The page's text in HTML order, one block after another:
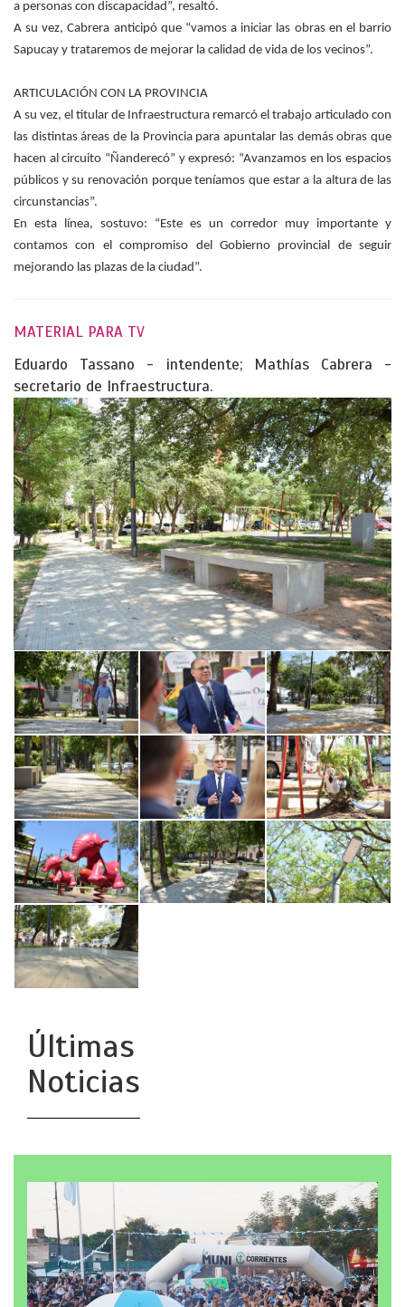
a personas con discapacidad”, resaltó.
A su vez, Cabrera anticipó que “vamos a iniciar las obras en el barrio
Sapucay y trataremos de mejorar la calidad de vida de los vecinos”.
ARTICULACIÓN CON LA PROVINCIA
A su vez, el titular de Infraestructura remarcó el trabajo articulado con
las distintas áreas de la Provincia para apuntalar las demás obras que
hacen al circuito “Ñanderecó” y expresó: “Avanzamos en los espacios
públicos y su renovación porque teníamos que estar a la altura de las
circunstancias”.
En esta línea, sostuvo: “Este es un corredor muy importante y
contamos con el compromiso del Gobierno provincial de seguir
mejorando las plazas de la ciudad”.
MATERIAL PARA TV
Eduardo Tassano - intendente; Mathías Cabrera -
secretario de Infraestructura.
Últimas
Noticias